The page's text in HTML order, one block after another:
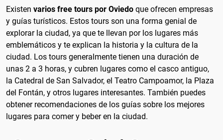
Existen varios free tours por Oviedo que ofrecen empresas
y guías turísticos. Estos tours son una forma genial de
explorar la ciudad, ya que te llevan por los lugares más
emblemáticos y te explican la historia y la cultura de la
ciudad. Los tours generalmente tienen una duración de
unas 2 a 3 horas, y cubren lugares como el casco antiguo,
la Catedral de San Salvador, el Teatro Campoamor, la Plaza
del Fontán, y otros lugares interesantes. También puedes
obtener recomendaciones de los guías sobre los mejores
lugares para comer y beber en la ciudad.